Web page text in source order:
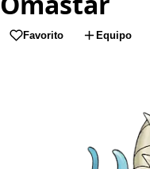
Tabla de Tipos
Favorito Equipo